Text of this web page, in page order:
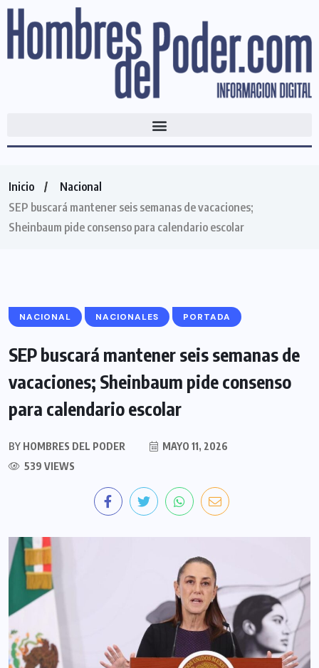
Inicio
Nacional
SEP buscará mantener seis semanas de vacaciones;
Sheinbaum pide consenso para calendario escolar
NACIONAL NACIONALES PORTADA
SEP buscará mantener seis semanas de
vacaciones; Sheinbaum pide consenso
para calendario escolar
BY HOMBRES DEL PODER
MAYO 11, 2026
539 VIEWS